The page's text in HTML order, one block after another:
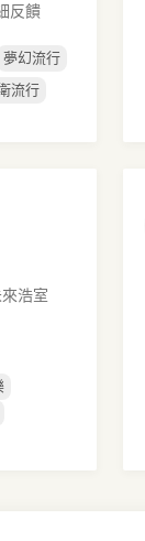
反饋
夢幻流行
流行
浩室